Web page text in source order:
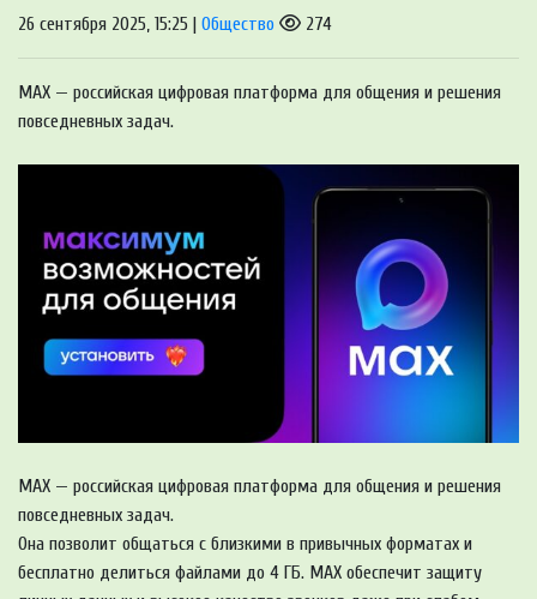
26 сентября 2025, 15:25 | Общество 274
MAX — российская цифровая платформа для общения и решения
повседневных задач.
MAX — российская цифровая платформа для общения и решения
повседневных задач.
Она позволит общаться с близкими в привычных форматах и
бесплатно делиться файлами до 4 ГБ. MAX обеспечит защиту